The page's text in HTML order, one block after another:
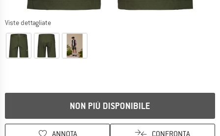
Viste dettagliate
NON PIÙ DISPONIBILE
ANNOTA CONFRONTA